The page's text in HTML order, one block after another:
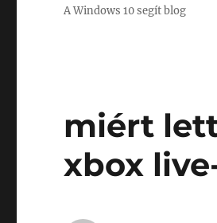
A Windows 10 segít blog
miért
xbox